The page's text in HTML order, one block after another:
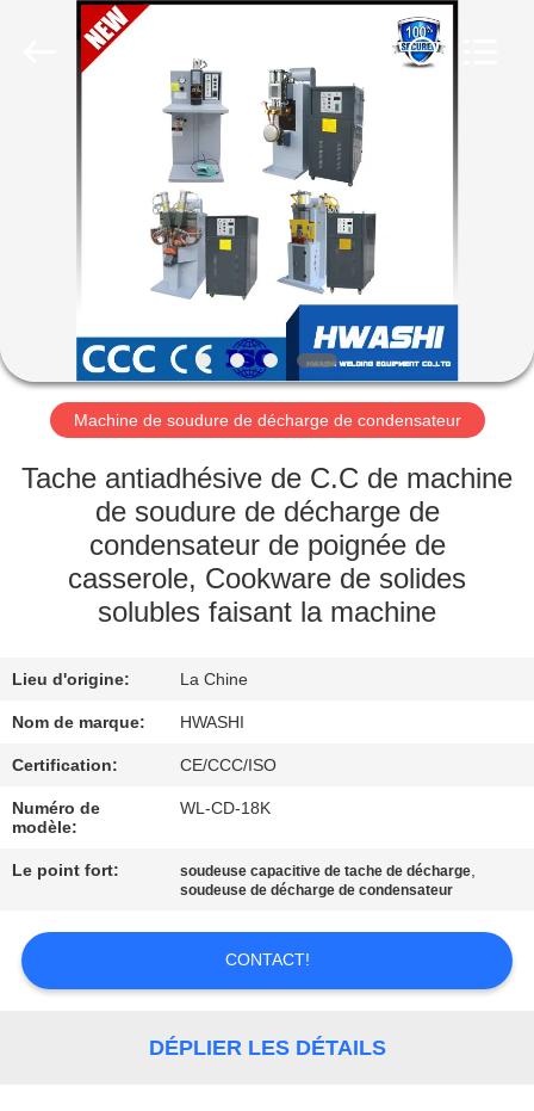
MAISON
PRODUITS
DE
NOUS
VISITE
D'USINE
CONTRÔLE
CONTACTEZ-
NOUS
CAS
DEMANDEZ
TECHNOLOGY
Machine de soudure de décharge de condensateur
Tache antiadhésive de C.C de machine
de soudure de décharge de
condensateur de poignée de
casserole, Cookware de solides
solubles faisant la machine
Lieu d'origine: La Chine
Nom de marque: HWASHI
Certification: CE/CCC/ISO
Numéro de
modèle:
WL-CD-18K
Le point fort: soudeuse capacitive de tache de décharge,
soudeuse de décharge de condensateur
CONTACT!
DÉPLIER LES DÉTAILS